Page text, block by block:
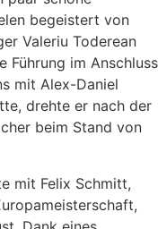
begeistert von
Valeriu Toderean
Führung im Anschluss
mit Alex-Daniel
drehte er nach der
beim Stand von
mit Felix Schmitt,